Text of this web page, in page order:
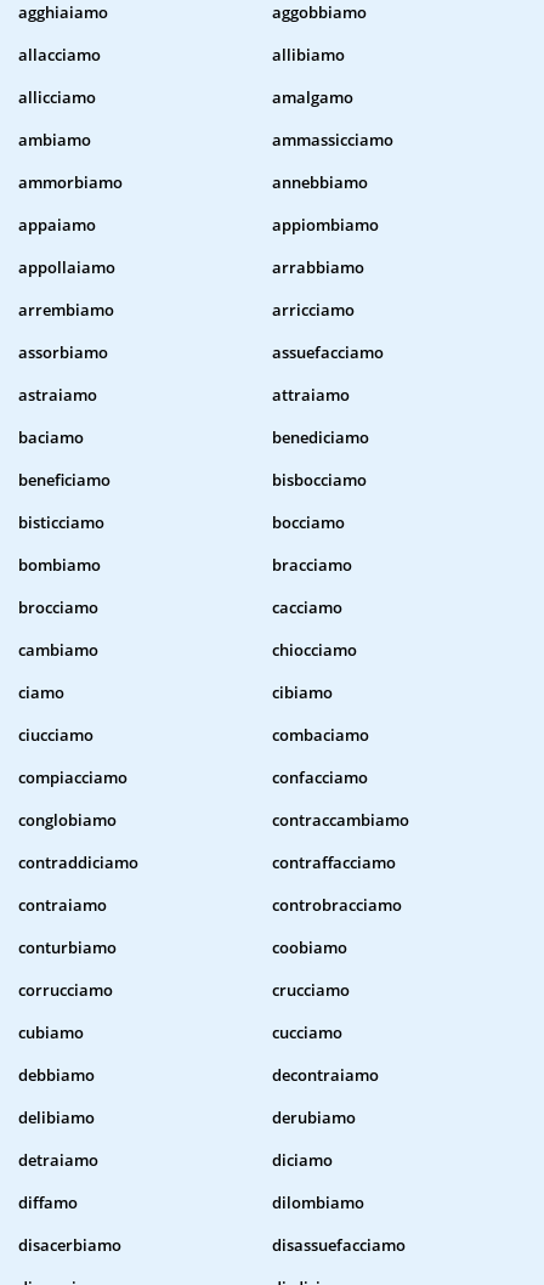
agghiaiamo
aggobbiamo
allacciamo
allibiamo
allicciamo
amalgamo
ambiamo
ammassicciamo
ammorbiamo
annebbiamo
appaiamo
appiombiamo
appollaiamo
arrabbiamo
arrembiamo
arricciamo
assorbiamo
assuefacciamo
astraiamo
attraiamo
baciamo
benediciamo
beneficiamo
bisbocciamo
bisticciamo
bocciamo
bombiamo
bracciamo
brocciamo
cacciamo
cambiamo
chiocciamo
ciamo
cibiamo
ciucciamo
combaciamo
compiacciamo
confacciamo
conglobiamo
contraccambiamo
contraddiciamo
contraffacciamo
contraiamo
controbracciamo
conturbiamo
coobiamo
corrucciamo
crucciamo
cubiamo
cucciamo
debbiamo
decontraiamo
delibiamo
derubiamo
detraiamo
diciamo
diffamo
dilombiamo
disacerbiamo
disassuefacciamo